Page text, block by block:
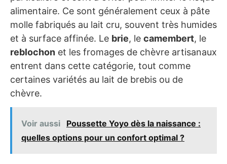
alimentaire. Ce sont généralement ceux à pâte
molle fabriqués au lait cru, souvent très humides
et à surface affinée. Le brie, le camembert, le
reblochon et les fromages de chèvre artisanaux
entrent dans cette catégorie, tout comme
certaines variétés au lait de brebis ou de
chèvre.
Voir aussi
Poussette Yoyo dès la naissance :
quelles options pour un confort optimal ?